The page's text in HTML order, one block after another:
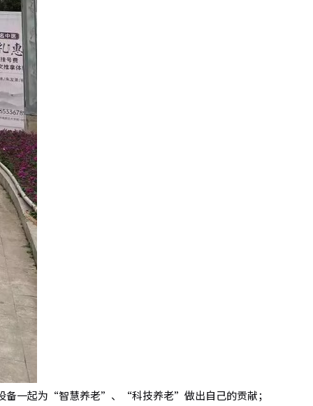
备一起为“智慧养老”、“科技养老”做出自己的贡献；